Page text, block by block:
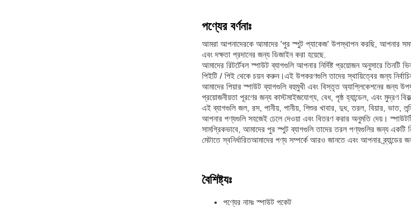
পণ্যের বর্ণনাঃ
আমরা আপনাদেরকে আমাদের 'পুর স্পুট প্যাকেজ' উপস্থাপন করছি, আপনার সমস্ত
এবং দক্ষতা প্রদানের জন্য ডিজাইন করা হয়েছে.
আমাদের রিটর্টেবল স্পাউট ব্যাগগুলি আপনার নির্দিষ্ট প্রয়োজন অনুসারে
পিইটি / পিই থেকে চয়ন করুন।এই উপকরণগুলি তাদের স্থায়িত্বের জন্য
আমাদের পিয়ার স্পাউট ব্যাগগুলি বহুমুখী এবং বিস্তৃত অ্যাপ্লিকেশনের জন্য
প্রয়োজনীয়তা পূরণের জন্য কাস্টমাইজযোগ্য, বেধ, পৃষ্ঠ হ্যান্ডেল, এবং মুদ্রণ
এই ব্যাগগুলি জল, রস, পানীয়, পানীয়, শিশুর খাবার, দুধ, তরল, বিয়ার, ভাত,
আপনার পণ্যগুলি সহজেই ঢেলে দেওয়া এবং বিতরণ করার অনুমতি দেয়।
সামগ্রিকভাবে, আমাদের পুর স্পুট ব্যাগগুলি তাদের তরল পণ্যগুলির জন্য একটি
মেটাতে স্বনির্ধারিতআমাদের পণ্য সম্পর্কে আরও জানতে এবং আপনার
বৈশিষ্ট্যঃ
পণ্যের নামঃ স্পাউট পকেট